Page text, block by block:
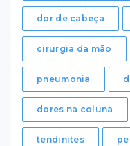
dor de cabeça
cirurgia da mão
pneumonia
dores na coluna
tendinites